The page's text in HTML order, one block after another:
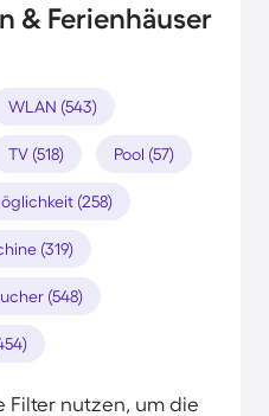
& Ferienhäuser
WLAN (543)
TV (518) Pool (57)
(258)
(319)
(548)
Filter nutzen, um die